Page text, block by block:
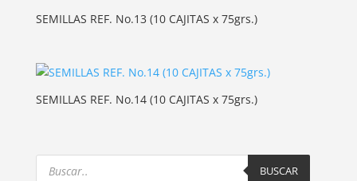
SEMILLAS REF. No.13 (10 CAJITAS x 75grs.)
SEMILLAS REF. No.14 (10 CAJITAS x 75grs.)
Products
search BUSCAR